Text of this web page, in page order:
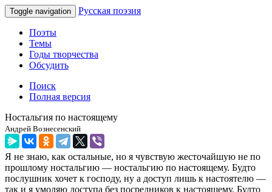
Toggle navigation Русская поэзия
Поэты
Темы
Годы творчества
Обсудить
Поиск
Полная версия
Ностальгия по настоящему
Андрей Вознесенский
Я не знаю, как остальные, но я чувствую жесточайшую не по
прошлому ностальгию — ностальгию по настоящему. Будто
послушник хочет к господу, ну а доступ лишь к настоятелю —
так и я умоляю доступа без посредников к настоящему. Будто